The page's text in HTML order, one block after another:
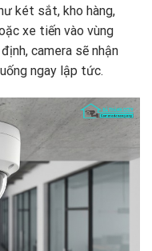
két sắt,kho hàng,
xe tiến vào vùng
camera sẽ nhận
ngay lập tức.